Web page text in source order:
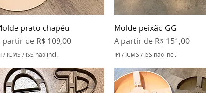
Visualização rápida
prato chapéu
partir de R$ 109,00
promocional
/ ICMS / ISS não incl.
Visualização rápida
Molde peixão GG
A partir de R$ 151,00
Preço promocional
IPI / ICMS / ISS não incl.